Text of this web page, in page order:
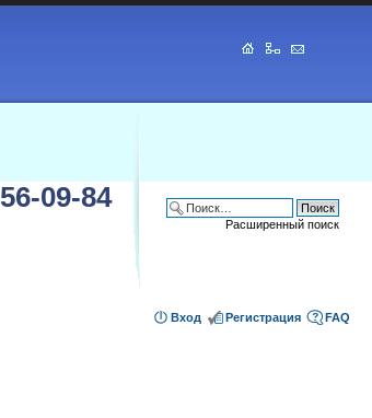
56-09-84
Расширенный поиск
FAQ
Регистрация
Вход